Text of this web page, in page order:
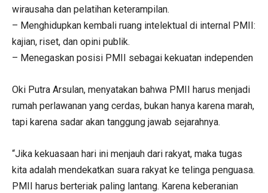
wirausaha dan pelatihan keterampilan.
– Menghidupkan kembali ruang intelektual di internal PMII:
kajian, riset, dan opini publik.
– Menegaskan posisi PMII sebagai kekuatan independen
Oki Putra Arsulan, menyatakan bahwa PMII harus menjadi
rumah perlawanan yang cerdas, bukan hanya karena marah,
tapi karena sadar akan tanggung jawab sejarahnya.
“Jika kekuasaan hari ini menjauh dari rakyat, maka tugas
kita adalah mendekatkan suara rakyat ke telinga penguasa.
PMII harus berteriak paling lantang. Karena keberanian